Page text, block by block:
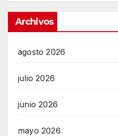
Archivos
agosto 2026
julio 2026
junio 2026
mayo 2026